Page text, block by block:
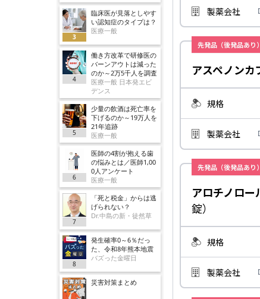
3
臨床医が見落としやす
い認知症のタイプは？
医療一般
4
働き方改革で研修医の
バーンアウトは減った
のか～2万5千人を調査
医療一般 日本発エビ
デンス
5
少量の飲酒は死亡率を
下げるのか～19万人を
21年追跡
医療一般
6
医師の4割が抱える歯
の悩みとは／医師1,00
0人アンケート
医療一般
7
「死と税金」からは逃
げられない？
Dr.中島の新・徒然草
8
発生確率0～6％だっ
た、令和8年熊本地震
バズった金曜日
災害対策まとめ
製薬会社
先発品（後発品あり）
アスペノンカ
規格
製薬会社
先発品（後発品あり）
アロチノロー
錠）
規格
製薬会社